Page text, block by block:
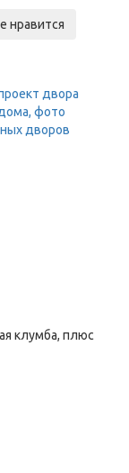
нравится
двора
фото
дворов
клумба, плюс